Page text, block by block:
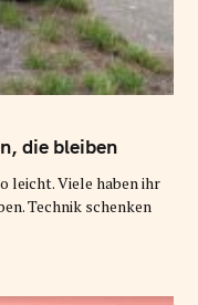
die bleiben
leicht. Viele haben ihr
Technik schenken